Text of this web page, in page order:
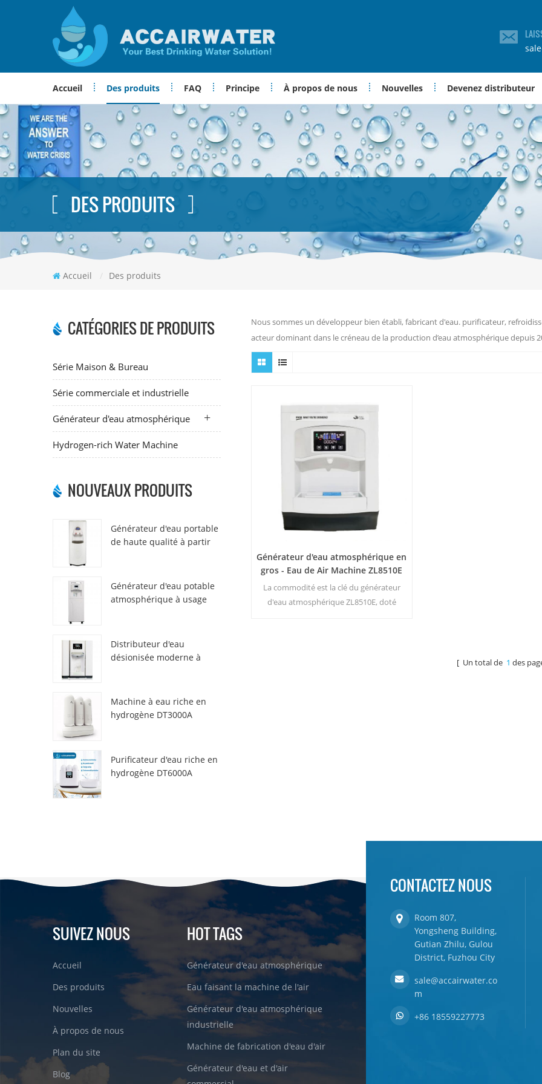
Accueil Des produits FAQ Principe À propos de nous Nouvelles Devenez distributeur
DES PRODUITS
Accueil / Des produits
CATÉGORIES DE PRODUITS
Série Maison & Bureau
Série commerciale et industrielle
Générateur d'eau atmosphérique
Hydrogen-rich Water Machine
NOUVEAUX PRODUITS
Générateur d'eau portable
de haute qualité à partir
Générateur d'eau potable
atmosphérique à usage
Distributeur d'eau
désionisée moderne à
Machine à eau riche en
hydrogène DT3000A
Purificateur d'eau riche en
hydrogène DT6000A
Nous sommes un développeur bien établi, fabricant d'eau. purificateur,
acteur dominant dans le créneau de la production d’eau atmosphérique depuis
Générateur d'eau atmosphérique en
gros - Eau de Air Machine ZL8510E
La commodité est la clé du générateur
d'eau atmosphérique ZL8510E, doté
[ Un total de 1 des
SUIVEZ NOUS
Accueil
Des produits
Nouvelles
À propos de nous
Plan du site
Blog
HOT TAGS
Générateur d'eau atmosphérique
Eau faisant la machine de l'air
Générateur d'eau atmosphérique
industrielle
Machine de fabrication d'eau d'air
Générateur d'eau et d'air
CONTACTEZ NOUS
Room 807,
Yongsheng Building,
Gutian Zhilu, Gulou
District, Fuzhou City
sale@accairwater.co
m
+86 18559227773